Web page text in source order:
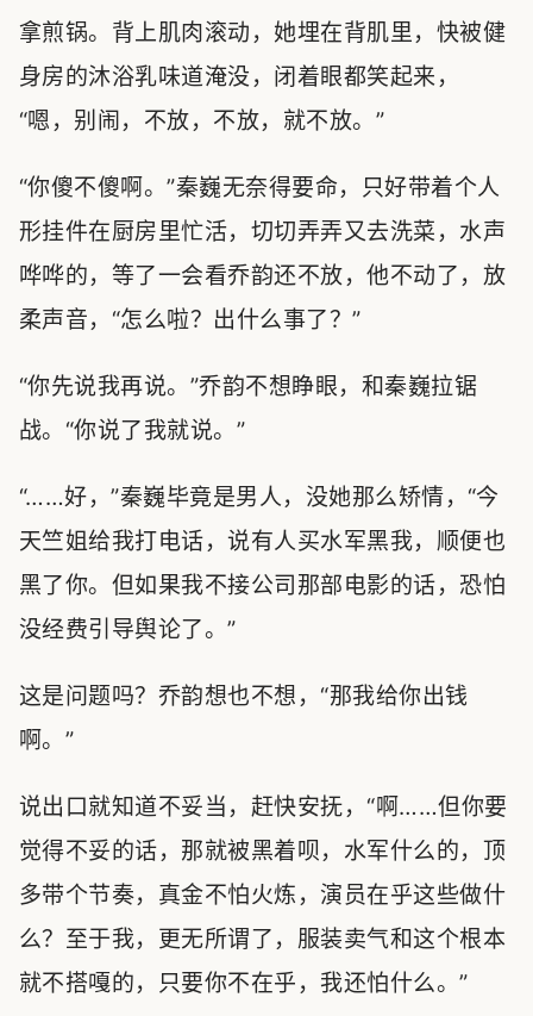
拿煎锅。背上肌肉滚动，她埋在背肌里，快被健
身房的沐浴乳味道淹没，闭着眼都笑起来，
“嗯，别闹，不放，不放，就不放。”
“你傻不傻啊。”秦巍无奈得要命，只好带着个人
形挂件在厨房里忙活，切切弄弄又去洗菜，水声
哗哗的，等了一会看乔韵还不放，他不动了，放
柔声音，“怎么啦？出什么事了？”
“你先说我再说。”乔韵不想睁眼，和秦巍拉锯
战。“你说了我就说。”
“……好，”秦巍毕竟是男人，没她那么矫情，“今
天竺姐给我打电话，说有人买水军黑我，顺便也
黑了你。但如果我不接公司那部电影的话，恐怕
没经费引导舆论了。”
这是问题吗？乔韵想也不想，“那我给你出钱
啊。”
说出口就知道不妥当，赶快安抚，“啊……但你要
觉得不妥的话，那就被黑着呗，水军什么的，顶
多带个节奏，真金不怕火炼，演员在乎这些做什
么？至于我，更无所谓了，服装卖气和这个根本
就不搭嘎的，只要你不在乎，我还怕什么。”